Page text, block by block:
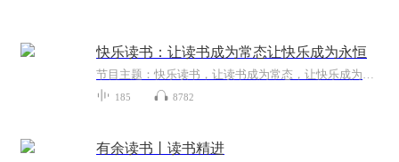
快乐读书：让读书成为常态让快乐成为永恒
节目主题：快乐读书，让读书成为常态，让快乐成为永恒。书籍信息：喜马拉雅主播介绍：云硕读书，局家爱读书，希望通过声音传递书籍的魅力。更新频率：每周适合谁听：想利用碎片时间读书，通过收听感悟人生，探寻人生智慧，提升自我的人群。内容重点：感悟...
185 8782
有余读书丨读书精进